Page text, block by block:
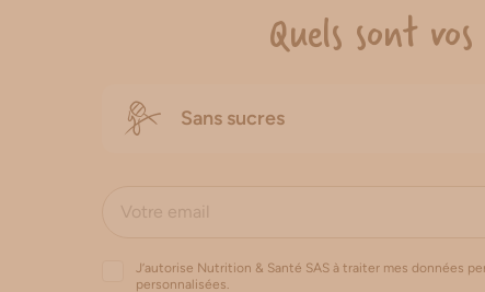
Quels sont
Sans sucres
J’autorise Nutrition & Santé SAS à traiter mes données
personnalisées.